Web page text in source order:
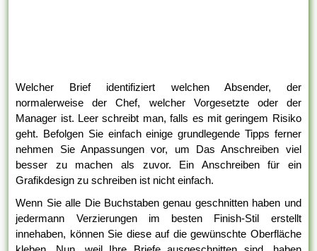
Welcher Brief identifiziert welchen Absender, der
normalerweise der Chef, welcher Vorgesetzte oder der
Manager ist. Leer schreibt man, falls es mit geringem Risiko
geht. Befolgen Sie einfach einige grundlegende Tipps ferner
nehmen Sie Anpassungen vor, um Das Anschreiben viel
besser zu machen als zuvor. Ein Anschreiben für ein
Grafikdesign zu schreiben ist nicht einfach.
Wenn Sie alle Die Buchstaben genau geschnitten haben und
jedermann Verzierungen im besten Finish-Stil erstellt
innehaben, können Sie diese auf die gewünschte Oberfläche